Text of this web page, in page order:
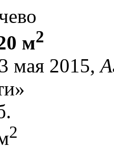
м2
мая 2015,
2